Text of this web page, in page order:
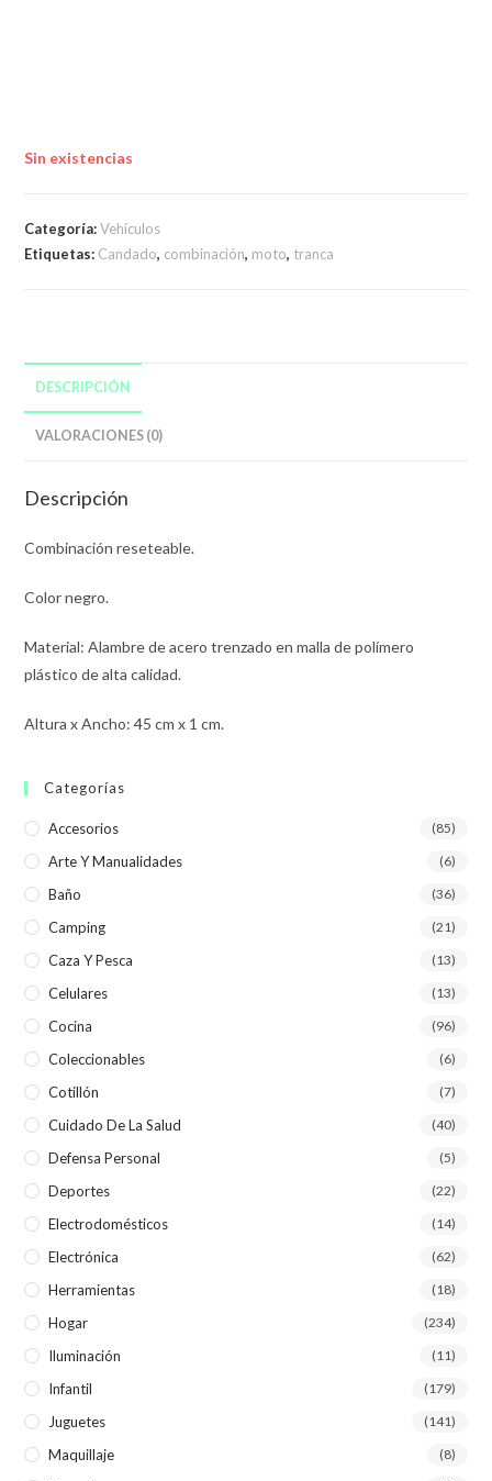
Sin existencias
Categoría:Vehículos
Etiquetas: Candado, combinación, moto, tranca
DESCRIPCIÓN
VALORACIONES (0)
Descripción
Combinación reseteable.
Color negro.
Material: Alambre de acero trenzado en malla de polímero
plástico de alta calidad.
Altura x Ancho: 45 cm x 1 cm.
Categorías
Accesorios (85)
Arte Y Manualidades (6)
Baño (36)
Camping (21)
Caza Y Pesca (13)
Celulares (13)
Cocina (96)
Coleccionables (6)
Cotillón (7)
Cuidado De La Salud (40)
Defensa Personal (5)
Deportes (22)
Electrodomésticos (14)
Electrónica (62)
Herramientas (18)
Hogar (234)
Iluminación (11)
Infantil (179)
Juguetes (141)
Maquillaje (8)